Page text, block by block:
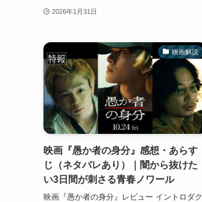
2026年1月31日
映画解説
映画『愚か者の身分』感想・あらす
じ（ネタバレあり）｜闇から抜けた
い3日間が刺さる青春ノワール
映画『愚か者の身分』レビュー イントロダク